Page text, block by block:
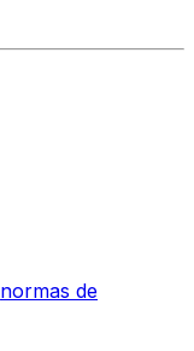
normas de